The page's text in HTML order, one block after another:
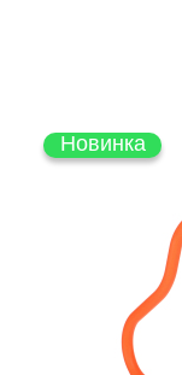
Новинка